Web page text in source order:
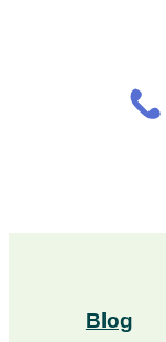
Blog